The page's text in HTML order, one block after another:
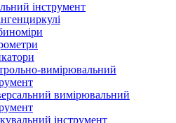
інструмент
вимірювальний
вимірювальний
інструмент